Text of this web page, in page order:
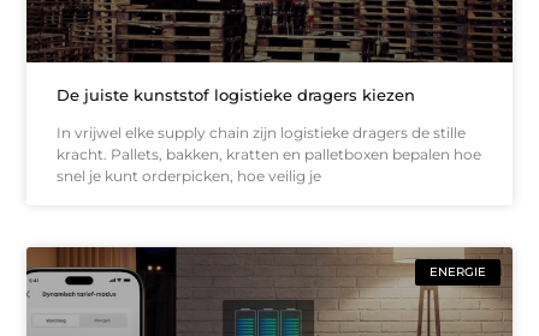
De juiste kunststof logistieke dragers kiezen
In vrijwel elke supply chain zijn logistieke dragers de stille
kracht. Pallets, bakken, kratten en palletboxen bepalen hoe
snel je kunt orderpicken, hoe veilig je
ENERGIE